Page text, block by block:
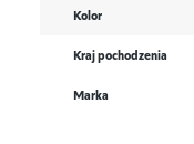
Kolor
Kraj pochodzenia
Marka